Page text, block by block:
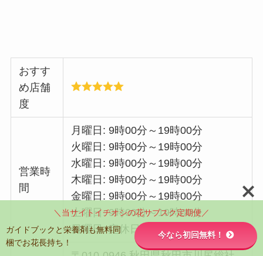
おすす
め店舗
度
営業時
間
月曜日: 9時00分～19時00分
火曜日: 9時00分～19時00分
水曜日: 9時00分～19時00分
木曜日: 9時00分～19時00分
金曜日: 9時00分～19時00分
土曜日: 9時00分～19時00分
日曜日: 定休日
＼当サイトイチオシの花サブスク定期便／
ガイドブックと栄養剤も無料同
梱でお花長持ち！
今なら初回無料！